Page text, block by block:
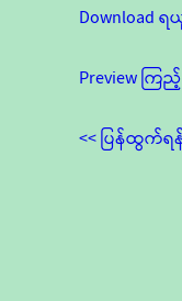
Download
Preview ကြ
<< ပြန်ထွက်ရ